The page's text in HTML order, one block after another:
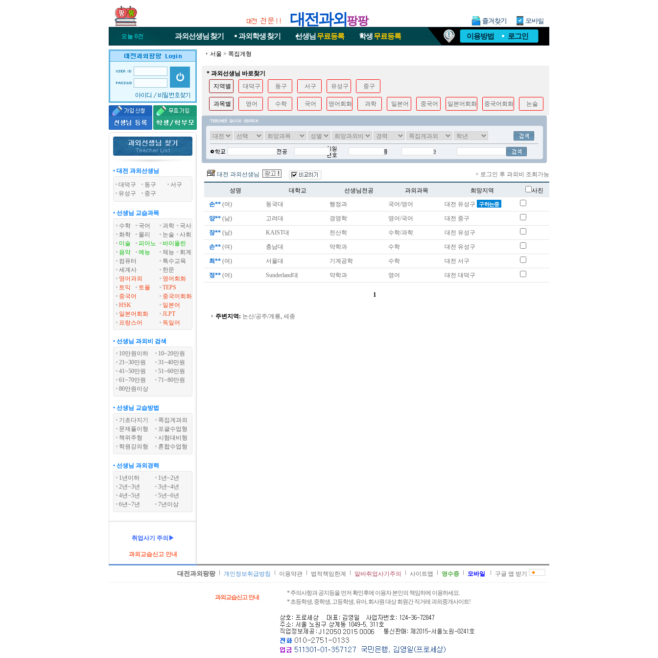
대전과외팡팡
오늘 0건 과외선생님 찾기 과외학생찾기 선생님 무료등록 학생무료등록 이용방법 로그인
• 대전 과외선생님
대덕구
동구
서구
유성구
중구
• 선생님 교습과목
수학
국어 과학
국사
화학
물리 논술
사회
미술
피아노
바이올린
음악
예능 체능
회계
컴퓨터
특수교육
세계사
한문
영어과외
영어회화
토익
토플
TEPS
중국어
중국어회화
HSK
일본어
일본어회화
JLPT
프랑스어
독일어
• 선생님 과외비 검색
10만원이하
10~20만원
21~30만원
31~40만원
41~50만원
51~60만원
61~70만원
71~80만원
80만원이상
• 선생님 교습방법
기초다지기
쪽집게과외
문제풀이형
포괄수업형
책위주형
시험대비형
학원강의형
혼합수업형
• 선생님 과외경력
1년이하
1년~2년
2년~3년
3년~4년
4년~5년
5년~6년
6년~7년
7년이상
취업사기 주의▶
과외교습신고 안내
서울 > 쪽집게형
* 과외선생님 바로찾기
지역별
대덕구 동구 서구 유성구 중구
과목별 영어 수학 국어 영어회화 과학 일본어 중국어 일본어회화 중국어회화 논술
대전 과외선생님 + 로그인 후 과외비 조회가능
성명 대학교 선생님전공 과외과목 희망지역
사진
손** (여) 동국대 행정과 국어/영어 대전 유성구 구하는중
양** (남) 고려대 경영학 영어/국어 대전 중구
장** (남) KAIST대 전산학 수학/과학 대전 유성구
손** (여) 충남대 약학과 수학 대전 유성구
최** (여) 서울대 기계공학 수학 대전 서구
정** (여) Sunderland대 약학과 영어 대전 대덕구
1
주변지역: 논산/공주/계룡, 세종
대전과외팡팡 개인정보취급방침 이용약관 법적책임한계 알바취업사기주의 사이트맵 영수증 모바일 구글 앱 받기
과외교습신고 안내
* 주의사항과 공지등을 먼저 확인후에 이용자 본인의 책임하에 이용하세요.
* 초등학생, 중학생, 고등학생, 유아, 회사원 대상 회원간 직거래 과외중개사이트!